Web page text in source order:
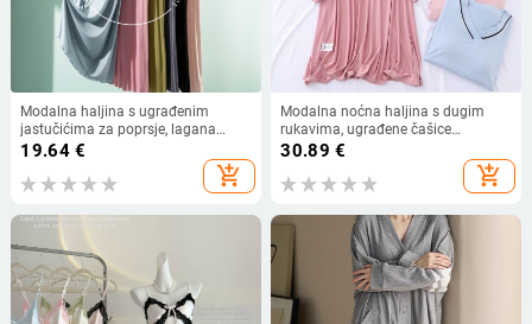
Modalna haljina s ugrađenim
jastučićima za poprsje, lagana
noćna haljina bez grudnjaka, ljetna
19.64€
add_shopping_cart
Modalna noćna haljina s dugim
rukavima, ugrađene čašice
grudnjaka, jednodjelna, slobodan
30.89 €
add_shopping_cart